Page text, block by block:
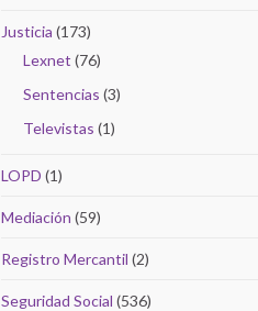
Justicia (173)
Lexnet (76)
Sentencias (3)
Televistas (1)
LOPD (1)
Mediación (59)
Registro Mercantil (2)
Seguridad Social (536)